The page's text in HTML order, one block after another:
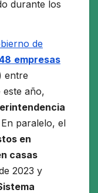
durante los
de
empresas
entre
este año,
En paralelo, el
en
casas
2023 y